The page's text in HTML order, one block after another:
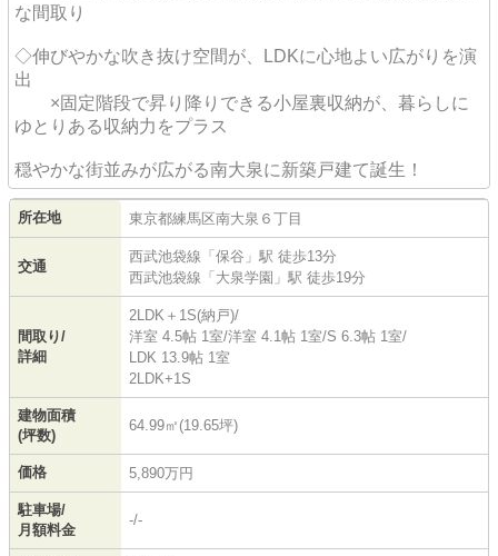
な間取り
◇伸びやかな吹き抜け空間が、LDKに心地よい広がりを演
出
×固定階段で昇り降りできる小屋裏収納が、暮らしに
ゆとりある収納力をプラス
穏やかな街並みが広がる南大泉に新築戸建て誕生！
所在地 東京都練馬区南大泉 ６丁目
交通
西武池袋線 「保谷 」駅 徒歩13分
西武池袋線 「大泉学園 」駅 徒歩19分
間取り/
詳細
2LDK＋1S(納戸)/
洋室 4.5帖 1室/洋室 4.1帖 1室/S 6.3帖 1室/
LDK 13.9帖 1室
2LDK+1S
建物面積
(坪数)
64.99㎡(19.65坪)
価格 5,890万円
駐車場/
月額料金
-/-